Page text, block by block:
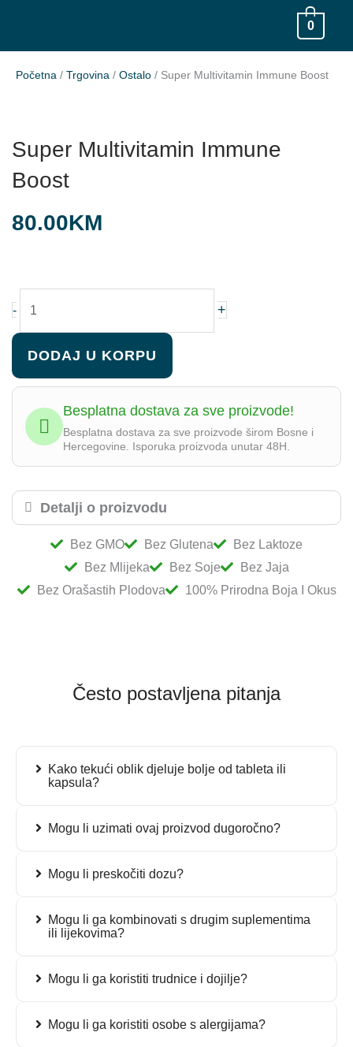
content
0
Početna / Trgovina / Ostalo / Super Multivitamin Immune Boost
Super Multivitamin Immune
Boost
80.00KM
-
količina
+
DODAJ U KORPU
Besplatna dostava za sve proizvode!
Besplatna dostava za sve proizvode širom Bosne i
Hercegovine. Isporuka proizvoda unutar 48H.
Detalji o proizvodu
Bez GMO Bez Glutena
Bez Laktoze
Bez Mlijeka
Bez Soje
Bez Jaja
Bez Orašastih Plodova
100% Prirodna Boja I Okus
Često postavljena pitanja
Kako tekući oblik djeluje bolje od tableta ili
kapsula?
Mogu li uzimati ovaj proizvod dugoročno?
Mogu li preskočiti dozu?
Mogu li ga kombinovati s drugim suplementima
ili lijekovima?
Mogu li ga koristiti trudnice i dojilje?
Mogu li ga koristiti osobe s alergijama?